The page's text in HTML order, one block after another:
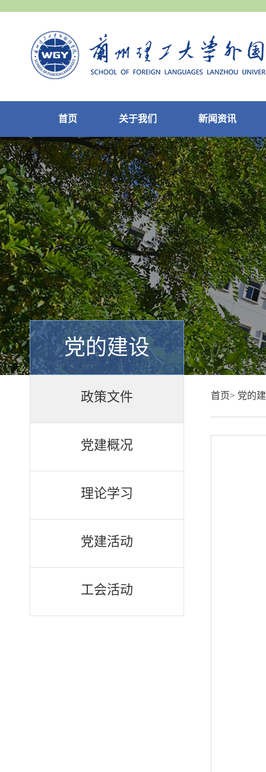
首页 关于我们 新闻资讯
党的建设
政策文件
党建概况
理论学习
党建活动
工会活动
首页> 党的